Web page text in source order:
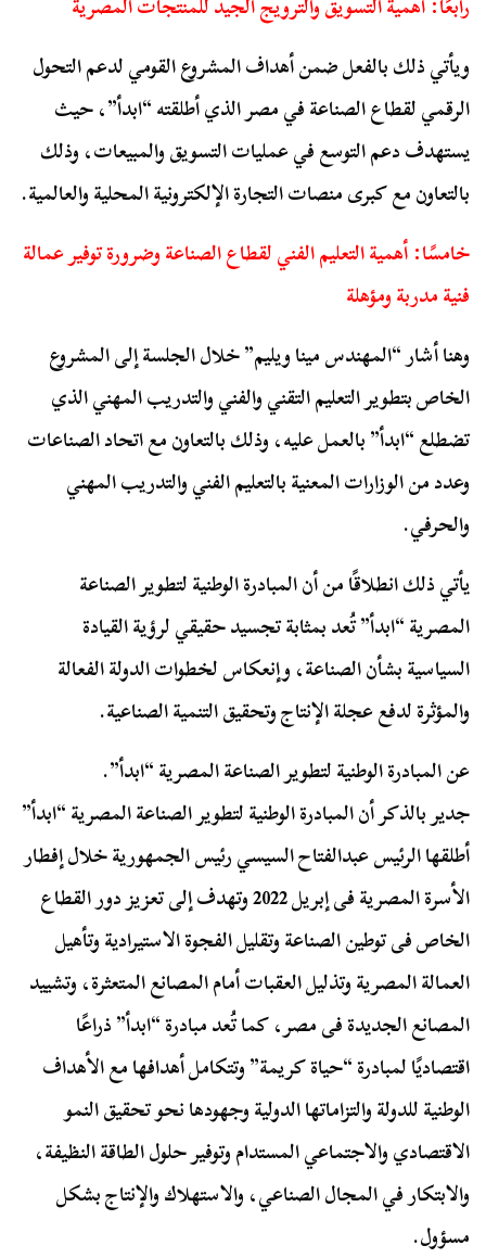
ويأتي ذلك بالفعل ضمن أهداف المشروع القومي لدعم التحول
الرقمي لقطاع الصناعة في مصر الذي أطلقته “ابدأ”، حيث
يستهدف دعم التوسع في عمليات التسويق والمبيعات، وذلك
بالتعاون مع كبرى منصات التجارة الإلكترونية المحلية والعالمية.
خامسًا: أهمية التعليم الفني لقطاع الصناعة وضرورة توفير عمالة
فنية مدربة ومؤهلة
وهنا أشار “المهندس مينا ويليم” خلال الجلسة إلى المشروع
الخاص بتطوير التعليم التقني والفني والتدريب المهني الذي
تضطلع “ابدأ” بالعمل عليه، وذلك بالتعاون مع اتحاد الصناعات
وعدد من الوزارات المعنية بالتعليم الفني والتدريب المهني
والحرفي.
يأتي ذلك انطلاقًا من أن المبادرة الوطنية لتطوير الصناعة
المصرية “ابدأ” تُعد بمثابة تجسيد حقيقي لرؤية القيادة
السياسية بشأن الصناعة، وإنعكاس لخطوات الدولة الفعالة
والمؤثرة لدفع عجلة الإنتاج وتحقيق التنمية الصناعية.
عن المبادرة الوطنية لتطوير الصناعة المصرية “ابدأ”.
جدير بالذكر أن المبادرة الوطنية لتطوير الصناعة المصرية “ابدأ”
أطلقها الرئيس عبدالفتاح السيسي رئيس الجمهورية خلال إفطار
الأسرة المصرية فى إبريل 2022 وتهدف إلى تعزيز دور القطاع
الخاص فى توطين الصناعة وتقليل الفجوة الاستيرادية وتأهيل
العمالة المصرية وتذليل العقبات أمام المصانع المتعثرة، وتشييد
المصانع الجديدة فى مصر، كما تُعد مبادرة “ابدأ” ذراعًا
اقتصاديًا لمبادرة “حياة كريمة” وتتكامل أهدافها مع الأهداف
الوطنية للدولة والتزاماتها الدولية وجهودها نحو تحقيق النمو
الاقتصادي والاجتماعي المستدام وتوفير حلول الطاقة النظيفة،
والابتكار في المجال الصناعي، والاستهلاك والإنتاج بشكل
مسؤول.